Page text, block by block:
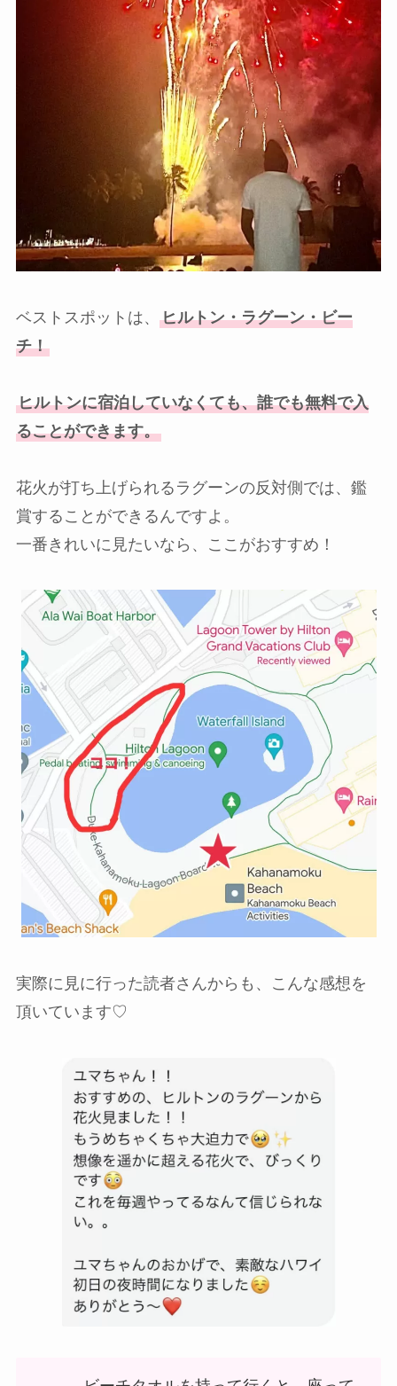
ベストスポットは、 ヒルトン・ラグーン・ビー
チ！
ヒルトンに宿泊していなくても、誰でも無料で入
ることができます。
花火が打ち上げられるラグーンの反対側では、鑑
賞することができるんですよ。
一番きれいに見たいなら、ここがおすすめ！
実際に見に行った読者さんからも、こんな感想を
頂いています♡